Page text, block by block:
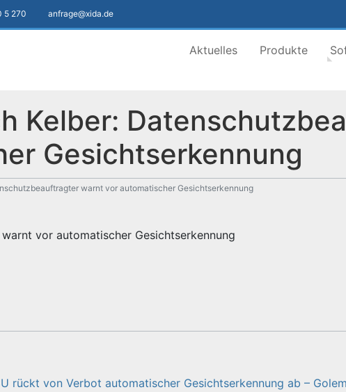
5 270 anfrage@xida.de
Aktuelles Produkte
Kelber:
Gesichtserkennung
warnt vor automatischer Gesichtserkennung
vor automatischer Gesichtserkennung
rückt von Verbot automatischer Gesichtserkennung ab –